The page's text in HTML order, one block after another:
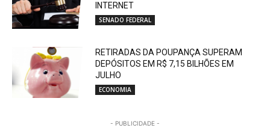
INTERNET
SENADO FEDERAL
RETIRADAS DA POUPANÇA SUPERAM
DEPÓSITOS EM R$ 7,15 BILHÕES EM
JULHO
ECONOMIA
- PUBLICIDADE -